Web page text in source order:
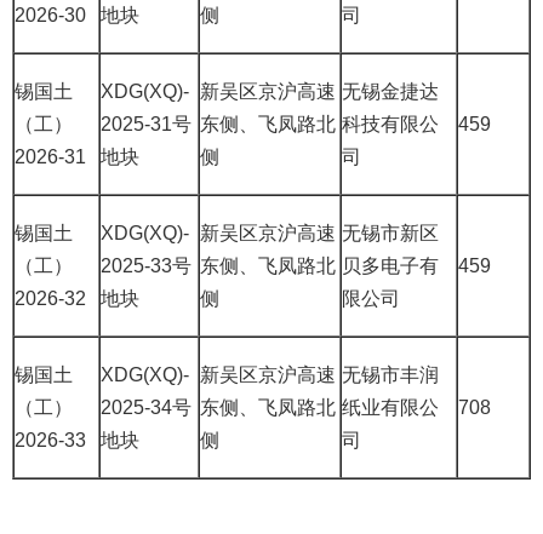
2026-30
地块
侧
司
锡国土
（工）
2026-31
XDG(XQ)-
2025-31号
地块
新吴区京沪高速
东侧、飞凤路北
侧
无锡金捷达
科技有限公
司
459
锡国土
（工）
2026-32
XDG(XQ)-
2025-33号
地块
新吴区京沪高速
东侧、飞凤路北
侧
无锡市新区
贝多电子有
限公司
459
锡国土
（工）
2026-33
XDG(XQ)-
2025-34号
地块
新吴区京沪高速
东侧、飞凤路北
侧
无锡市丰润
纸业有限公
司
708